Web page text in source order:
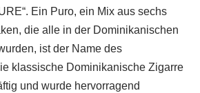
Ein Puro, ein Mix aus sechs
die alle in der Dominikanischen
ist der Name des
klassische Dominikanische Zigarre
und wurde hervorragend